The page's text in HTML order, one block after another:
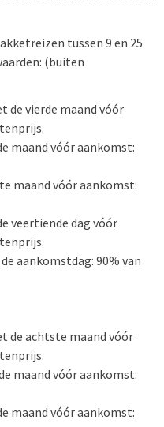
tussen 9 en 25
(buiten
de vierde maand vóór
maand vóór aankomst:
maand vóór aankomst:
veertiende dag vóór
aankomstdag: 90% van
de achtste maand vóór
maand vóór aankomst:
maand vóór aankomst: